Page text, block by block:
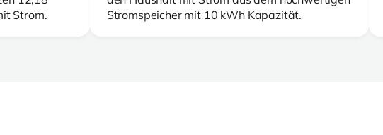
Strom.
Stromspeicher mit 10 kWh Kapazität.